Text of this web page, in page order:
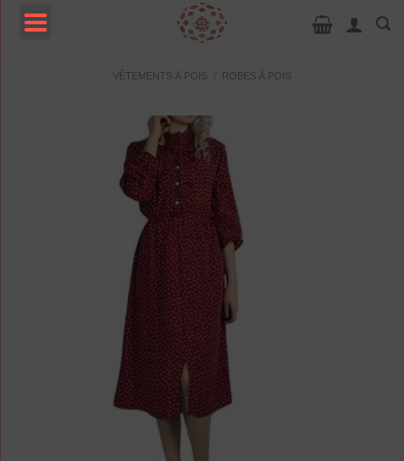
Passer
VÊTEMENTS À POIS ROBES À POIS